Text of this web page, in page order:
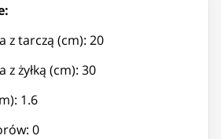
z tarczą (cm): 20
żyłką (cm): 30
1.6
0